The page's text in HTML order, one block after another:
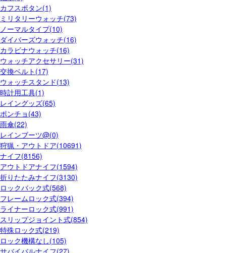
カフスボタン(1)
ミリタリーウォッチ(73)
ノーマルタイプ(10)
ダイバーズウォッチ(16)
カラビナウォッチ(16)
ウォッチアクセサリー(31)
交換ベルト(17)
ウォッチスタンド(13)
時計用工具(1)
レイングッズ(65)
ポンチョ(43)
雨傘(22)
レインブーツ@(0)
狩猟・アウトドア(10691)
ナイフ(8156)
アウトドアナイフ(1594)
折りたたみナイフ(3130)
ロックバック式(568)
フレームロック式(394)
ライナーロック式(991)
スリップジョイント式(854)
特殊ロック式(219)
ロック機構なし(105)